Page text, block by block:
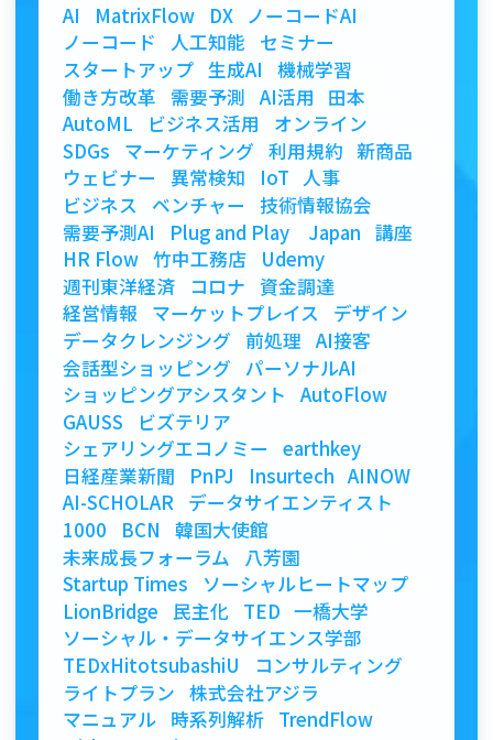
AI MatrixFlow DX
ノーコードAI
ノーコード
人工知能
セミナー
スタートアップ 生成AI
機械学習
働き方改革
需要予測 AI活用
田本
AutoML
ビジネス活用
オンライン
SDGs
マーケティング 利用規約 新商品
ウェビナー
異常検知 IoT 人事
ビジネス
ベンチャー
技術情報協会
需要予測AI
Plug and Play Japan 講座
HR Flow 竹中工務店
Udemy
週刊東洋経済
コロナ
資金調達
経営情報 マーケットプレイス
デザイン
データクレンジング 前処理 AI接客
会話型ショッピング
パーソナルAI
ショッピングアシスタント
AutoFlow
GAUSS
ビズテリア
シェアリングエコノミー
earthkey
日経産業新聞
PnPJ Insurtech AINOW
AI-SCHOLAR データサイエンティスト
1000
BCN
韓国大使館
未来成長フォーラム
八芳園
Startup Times
ソーシャルヒートマップ
LionBridge 民主化 TED 一橋大学
ソーシャル・データサイエンス学部
TEDxHitotsubashiU
コンサルティング
ライトプラン 株式会社アジラ
マニュアル 時系列解析 TrendFlow